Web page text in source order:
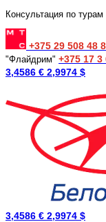
Консультация по турам
+375 29 508 48
"Флайдрим" +375 17 3
3,4586 € 2,9974 $
3,4586 € 2,9974 $